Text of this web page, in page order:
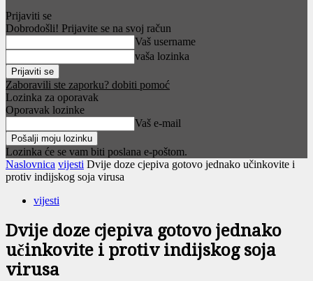
Prijaviti se
Dobrodošli! Prijavite se na svoj račun
Vaš username
vaša lozinka
Zaboravili ste zaporku? dobiti pomoć
Lozinka za oporavak
Oporavak lozinke
Vaš e-mail
Lozinka će se vam biti poslana e-poštom.
Naslovnica vijesti Dvije doze cjepiva gotovo jednako učinkovite i
protiv indijskog soja virusa
vijesti
Dvije doze cjepiva gotovo jednako
učinkovite i protiv indijskog soja
virusa